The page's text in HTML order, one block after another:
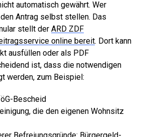
automatisch gewährt. Wer
Antrag selbst stellen. Das
stellt der ARD ZDF
online bereit. Dort kann
ausfüllen oder als PDF
ist, dass die notwendigen
werden, zum Beispiel:
Bescheid
die den eigenen Wohnsitz